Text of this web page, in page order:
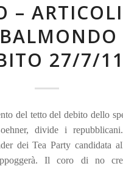
–
27/7/11
del tetto del debito dello
divide i
dei Tea Party candidata
Il coro di no